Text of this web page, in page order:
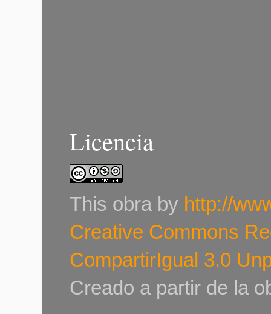
Licencia
This obraby http://
Creative Commons
CompartirIgual 3.0
Creado a partir de la